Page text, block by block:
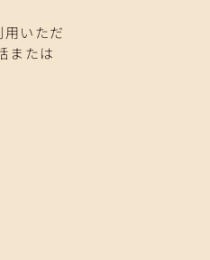
いただ
または